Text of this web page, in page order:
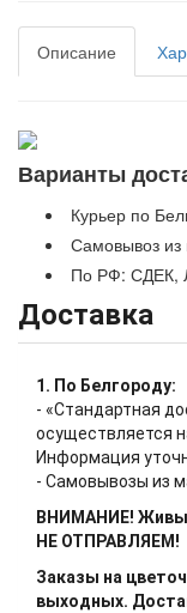
Описание
Варианты
Курьер по
Самовывоз из
По РФ: СДЕК,
Доставка
1. По Белгороду:
- «Стандартная
осуществляется
Информация
- Самовывозы из
ВНИМАНИЕ!
НЕ ОТПРАВЛЯЕМ!
Заказы на
выходных.